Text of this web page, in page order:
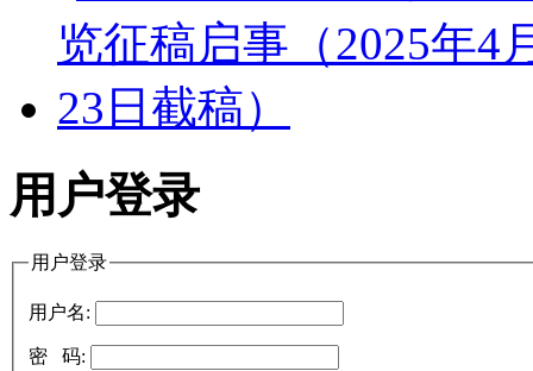
用户登录
用户登录
用户名:
密 码: